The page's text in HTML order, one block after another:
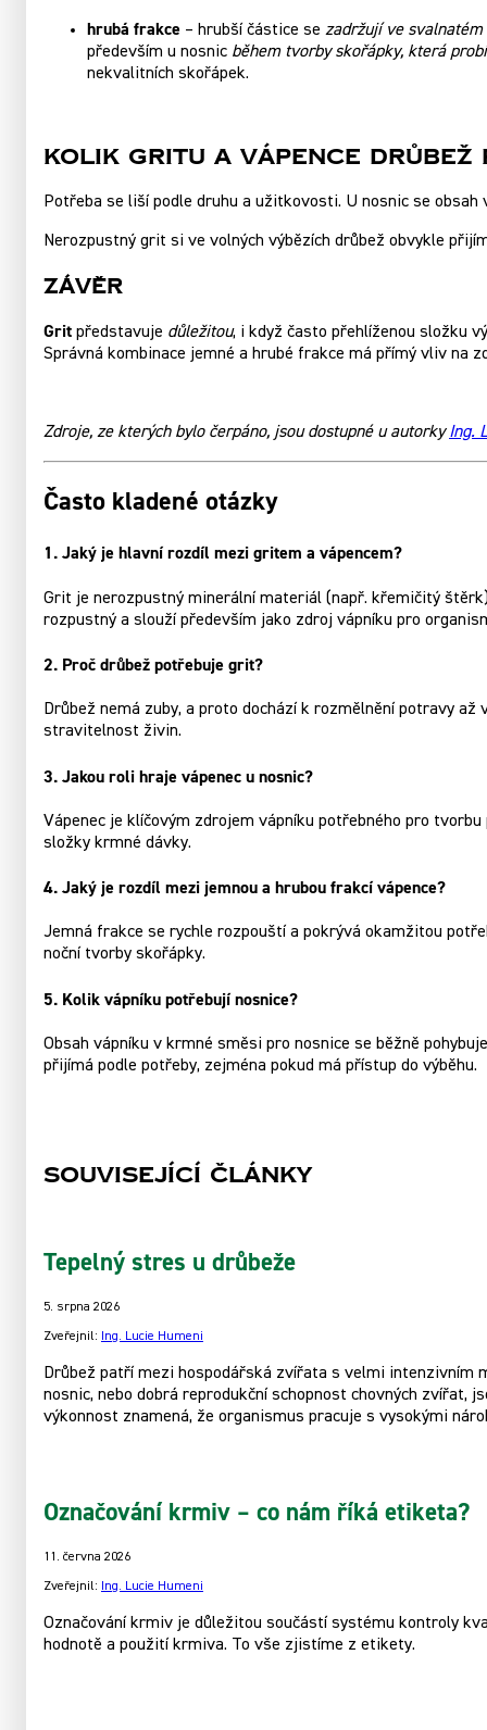
hrubá frakce – hrubší částice se zadržují ve svalnatém
především u nosnic během tvorby skořápky, která
nekvalitních skořápek.
Kolik gritu a vápence drůbež
Potřeba se liší podle druhu a užitkovosti. U nosnic se
Nerozpustný grit si ve volných výbězích drůbež obvykle
Závěr
Grit představuje důležitou, i když často přehlíženou složku
Správná kombinace jemné a hrubé frakce má přímý vliv na
Zdroje, ze kterých bylo čerpáno, jsou dostupné u autorkyIng.
Často kladené otázky
1. Jaký je hlavní rozdíl mezi gritem a vápencem?
Grit je nerozpustný minerální materiál (např. křemičitý
rozpustný a slouží především jako zdroj vápníku pro
2. Proč drůbež potřebuje grit?
Drůbež nemá zuby, a proto dochází k rozmělnění potravy
stravitelnost živin.
3. Jakou roli hraje vápenec u nosnic?
Vápenec je klíčovým zdrojem vápníku potřebného pro
složky krmné dávky.
4. Jaký je rozdíl mezi jemnou a hrubou frakcí vápence?
Jemná frakce se rychle rozpouští a pokrývá okamžitou
noční tvorby skořápky.
5. Kolik vápníku potřebují nosnice?
Obsah vápníku v krmné směsi pro nosnice se běžně
přijímá podle potřeby, zejména pokud má přístup do výběhu.
Související články
Tepelný stres u drůbeže
5. srpna 2026
Zveřejnil: Ing. Lucie Humeni
Drůbež patří mezi hospodářská zvířata s velmi intenzivním
nosnic, nebo dobrá reprodukční schopnost chovných zvířat,
výkonnost znamená, že organismus pracuje s vysokými
Označování krmiv – co nám říká etiketa?
11. června 2026
Zveřejnil: Ing. Lucie Humeni
Označování krmiv je důležitou součástí systému kontroly
hodnotě a použití krmiva. To vše zjistíme z etikety.